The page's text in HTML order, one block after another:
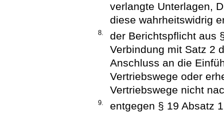
verlangte Unterlagen,
diese wahrheitswidrig
8.
der Berichtspflicht aus
Verbindung mit Satz 2
Anschluss an die
Vertriebswege oder
Vertriebswege nicht
9.
entgegen § 19 Absatz